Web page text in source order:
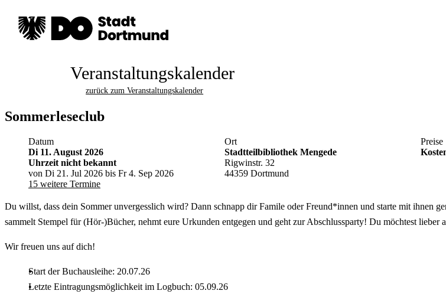
Veranstaltungskalender
zurück zum Veranstaltungskalender
Sommerleseclub
Datum
Di 11. August 2026
Uhrzeit nicht bekannt
von Di 21. Jul 2026 bis Fr 4. Sep 2026
15 weitere Termine
Ort
Stadtteilbibliothek Mengede
Rigwinstr. 32
44359 Dortmund
Preise
Du willst, dass dein Sommer unvergesslich wird? Dann schnapp dir Famile oder Freund*innen und starte mit ihnen
sammelt Stempel für (Hör-)Bücher, nehmt eure Urkunden entgegen und geht zur Abschlussparty! Du möchtest
Wir freuen uns auf dich!
Start der Buchausleihe: 20.07.26
Letzte Eintragungsmöglichkeit im Logbuch: 05.09.26